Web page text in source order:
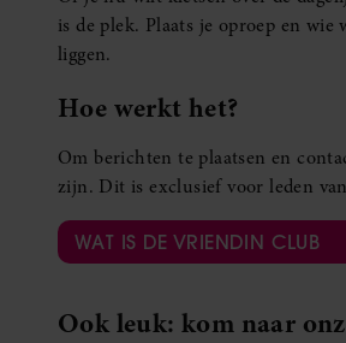
is de plek. Plaats je oproep en
liggen.
Hoe werkt het?
Om berichten te plaatsen en
zijn. Dit is exclusief voor leden
WAT IS DE VRIENDIN CLUB
Ook leuk: kom naar